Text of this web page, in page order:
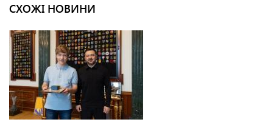
СХОЖІ НОВИНИ